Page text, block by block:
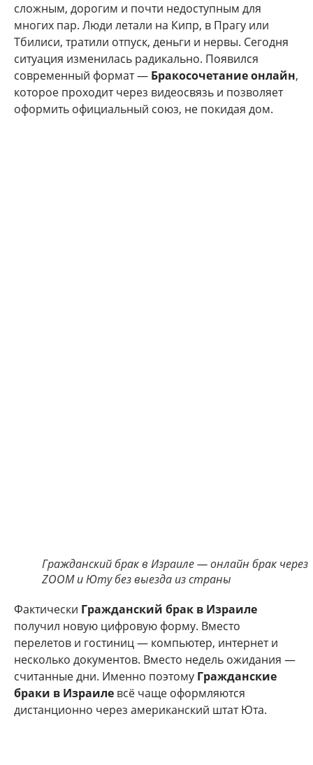
сложным, дорогим и почти недоступным для
многих пар. Люди летали на Кипр, в Прагу или
Тбилиси, тратили отпуск, деньги и нервы. Сегодня
ситуация изменилась радикально. Появился
современный формат — Бракосочетание онлайн,
которое проходит через видеосвязь и позволяет
оформить официальный союз, не покидая дом.
Гражданский брак в Израиле — онлайн брак через
ZOOM и Юту без выезда из страны
Фактически Гражданский брак в Израиле
получил новую цифровую форму. Вместо
перелетов и гостиниц — компьютер, интернет и
несколько документов. Вместо недель ожидания —
считанные дни. Именно поэтому Гражданские
браки в Израиле всё чаще оформляются
дистанционно через американский штат Юта.